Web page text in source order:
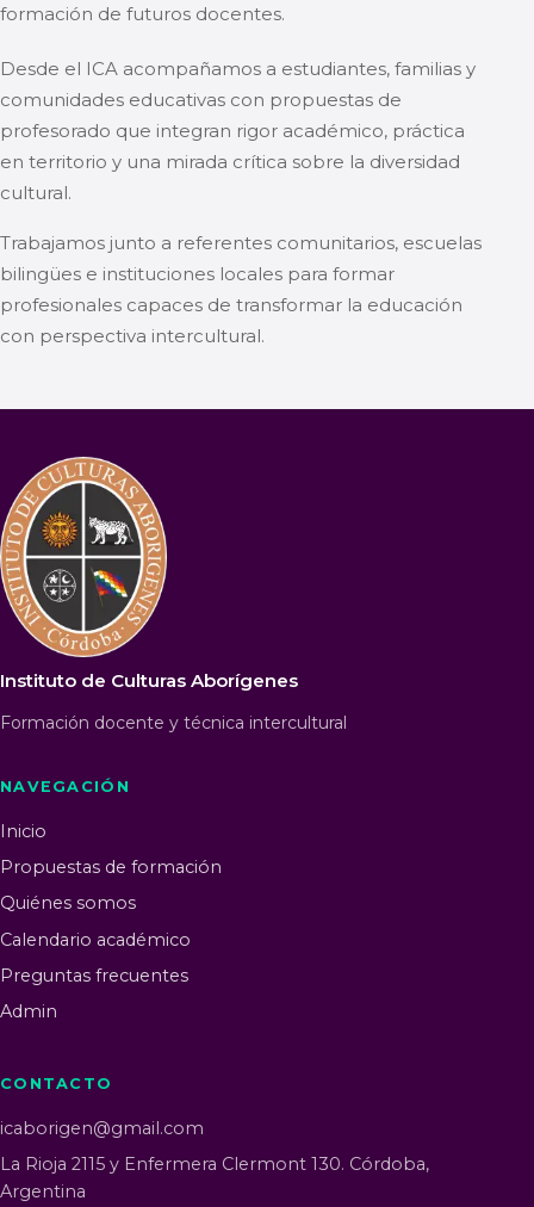
formación de futuros docentes.
Desde el ICA acompañamos a estudiantes, familias y
comunidades educativas con propuestas de
profesorado que integran rigor académico, práctica
en territorio y una mirada crítica sobre la diversidad
cultural.
Trabajamos junto a referentes comunitarios, escuelas
bilingües e instituciones locales para formar
profesionales capaces de transformar la educación
con perspectiva intercultural.
Instituto de Culturas Aborígenes
Formación docente y técnica intercultural
NAVEGACIÓN
Inicio
Propuestas de formación
Quiénes somos
Calendario académico
Preguntas frecuentes
Admin
CONTACTO
icaborigen@gmail.com
La Rioja 2115 y Enfermera Clermont 130. Córdoba,
Argentina